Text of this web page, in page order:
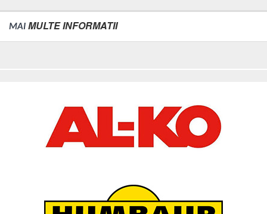
MAI MULTE INFORMATII